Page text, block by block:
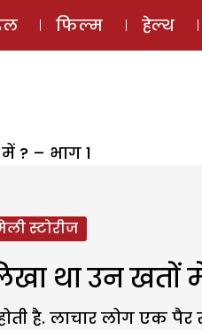
ई-मैगज़ीन
फिल्म हेल्थ
? – भाग 1
स्टोरीज
था उन खतों
है. लाचार लोग एक